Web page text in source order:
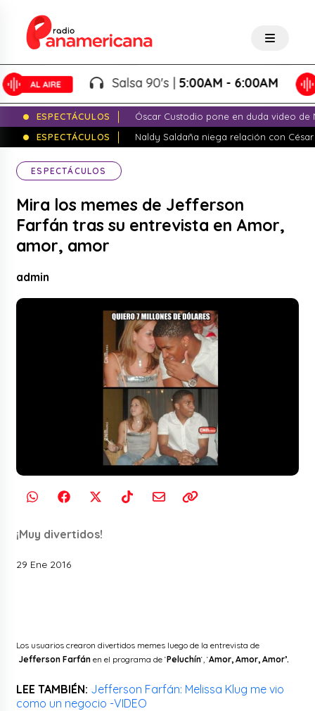
Salsa 90's |5:00AM - 6:00AM
ESPECTÁCULOS
Óscar Custodio pone en duda video de
ESPECTÁCULOS
Naldy Saldaña niega relación con
ESPECTÁCULOS
Mira los memes de Jefferson
Farfán tras su entrevista en Amor,
amor, amor
admin
¡Muy divertidos!
29 Ene 2016
Los usuarios crearon divertidos memes luego de la entrevista de
Jefferson Farfán en el programa de ‘Peluchín‘, ‘Amor, Amor, Amor’.
LEE TAMBIÉN: Jefferson Farfán: Melissa Klug me vio
como un negocio -VIDEO